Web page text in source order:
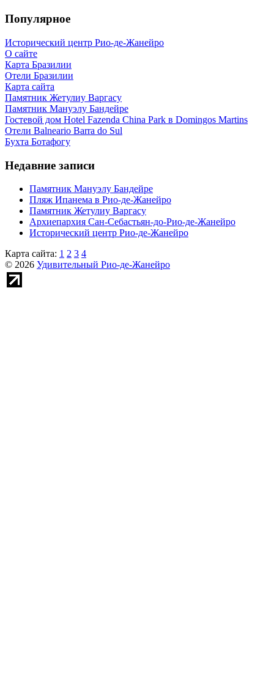
Популярное
Исторический центр Рио-де-Жанейро
О сайте
Карта Бразилии
Отели Бразилии
Карта сайта
Памятник Жетулиу Варгасу
Памятник Мануэлу Бандейре
Гостевой дом Hotel Fazenda China Park в Domingos Martins
Отели Balneario Barra do Sul
Бухта Ботафогу
Недавние записи
Памятник Мануэлу Бандейре
Пляж Ипанема в Рио-де-Жанейро
Памятник Жетулиу Варгасу
Архиепархия Сан-Себастьян-до-Рио-де-Жанейро
Исторический центр Рио-де-Жанейро
Карта сайта: 1 2 3 4
© 2026 Удивительный Рио-де-Жанейро